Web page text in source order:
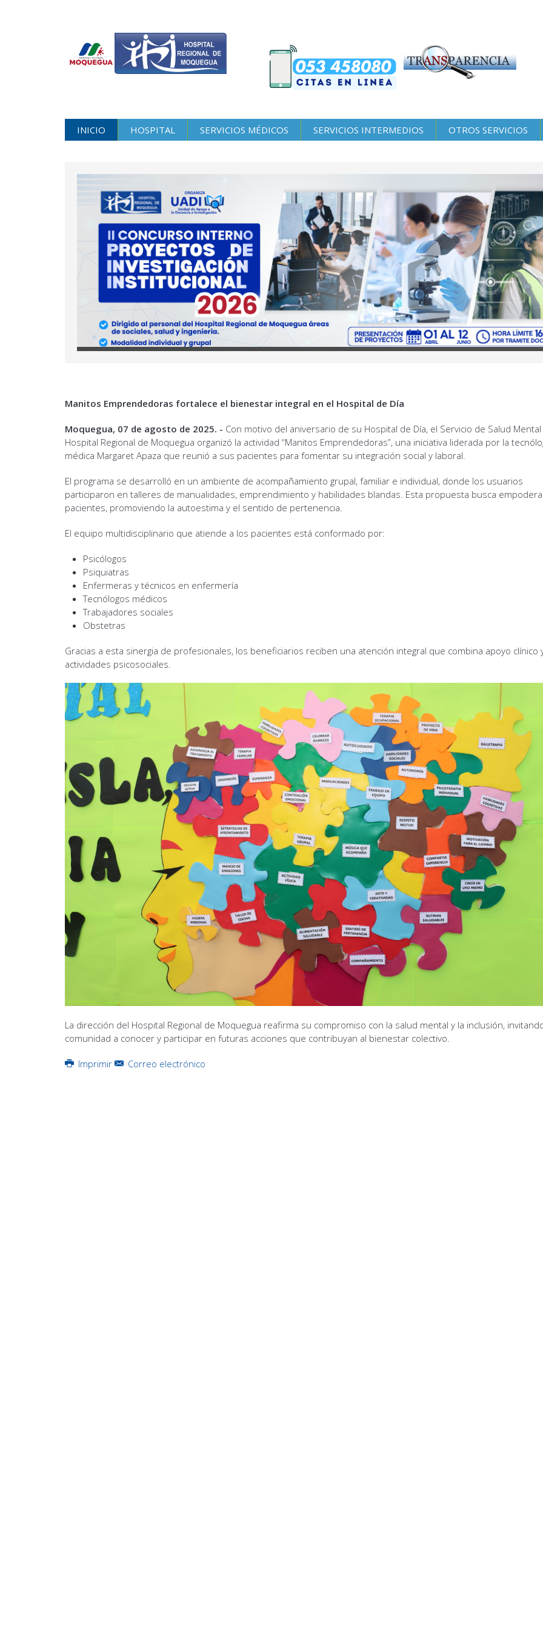
INICIO HOSPITAL SERVICIOS MÉDICOS SERVICIOS INTERMEDIOS OTROS SERVICIOS
Manitos Emprendedoras fortalece el bienestar integral en el Hospital de Día
Moquegua, 07 de agosto de 2025. - Con motivo del aniversario de su Hospital de Día, el Servicio de Salud
Hospital Regional de Moquegua organizó la actividad “Manitos Emprendedoras”, una iniciativa liderada por la
médica Margaret Apaza que reunió a sus pacientes para fomentar su integración social y laboral.
El programa se desarrolló en un ambiente de acompañamiento grupal, familiar e individual, donde los usuarios
participaron en talleres de manualidades, emprendimiento y habilidades blandas. Esta propuesta busca
pacientes, promoviendo la autoestima y el sentido de pertenencia.
El equipo multidisciplinario que atiende a los pacientes está conformado por:
Psicólogos
Psiquiatras
Enfermeras y técnicos en enfermería
Tecnólogos médicos
Trabajadores sociales
Obstetras
Gracias a esta sinergia de profesionales, los beneficiarios reciben una atención integral que combina apoyo clínico
actividades psicosociales.
La dirección del Hospital Regional de Moquegua reafirma su compromiso con la salud mental y la inclusión,
comunidad a conocer y participar en futuras acciones que contribuyan al bienestar colectivo.
Imprimir Correo electrónico